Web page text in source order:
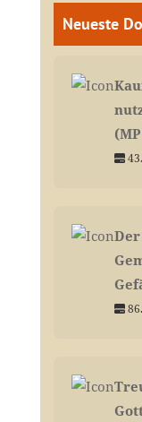
Neueste